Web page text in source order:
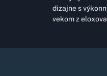
dizajne s
vekom z